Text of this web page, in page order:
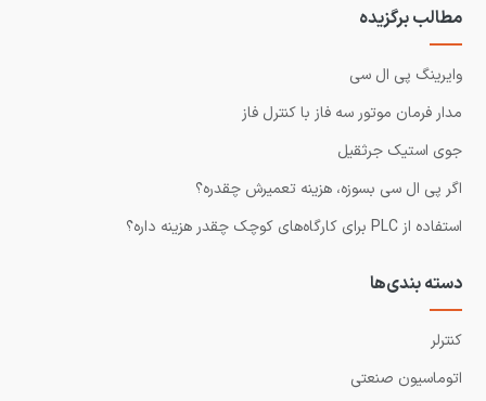
مطالب برگزیده
وایرینگ پی ال سی
مدار فرمان موتور سه فاز با کنترل فاز
جوی استیک جرثقیل
اگر پی ال سی بسوزه، هزینه تعمیرش چقدره؟
استفاده از PLC برای کارگاه‌های کوچک چقدر هزینه داره؟
دسته بندی‌ها
کنترلر
اتوماسیون صنعتی